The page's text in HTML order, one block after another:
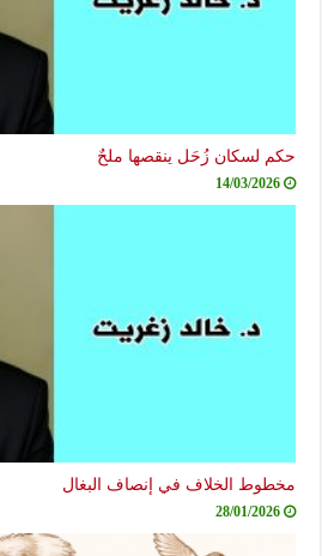
حكم لسكان زُحَل ينقصها ملحٌ
14/03/2026
مخطوط الخلاف في إنصاف البغال
28/01/2026